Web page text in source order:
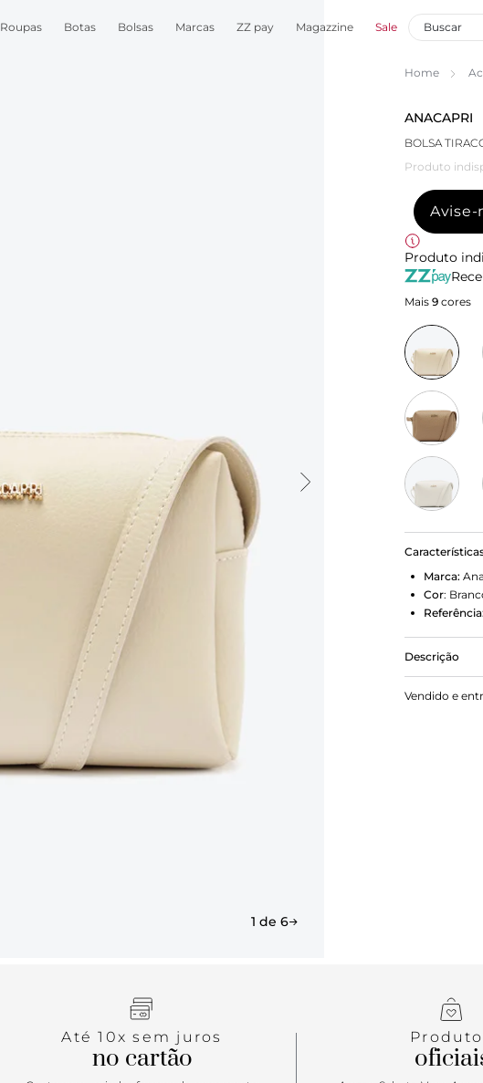
Roupas Botas Bolsas Marcas ZZ pay Magazzine Sale
1 de 6
Home
ANACAPRI
BOLSA
Produto
Avise-
Produto
Mais 9 cores
Marca:
Cor:
Referência:
Descrição
Bolsa
M possui
Vendido e
Até 10x sem juros
no cartão